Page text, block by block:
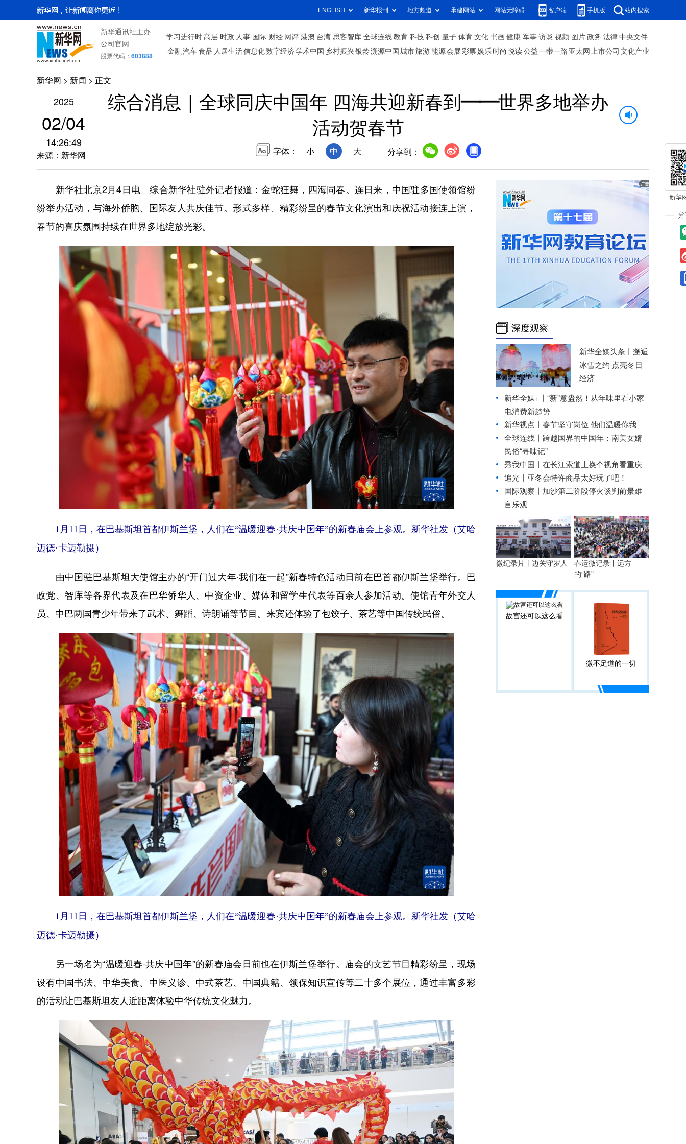
ENGLISH 新华报刊 地方频道 承建网站 网站无障碍 客户端 手机版 站内搜索
新华通讯社主办
公司官网
股票代码： 603888
学习进行时 高层 时政 人事 国际 财经 网评 港澳 台湾 思客智库 全球连线 教育 科技 科创 量子 体育 文化 书画 健康 军事 访谈 视频 图片 政务 法律 中央文件
金融 汽车 食品 人居生活信息化数字经济学术中国 乡村振兴银龄溯源中国 城市旅游 能源 会展 彩票娱乐 时尚 悦读 公益 一带一路 亚太网 上市公司 文化产业
新华网 > 新闻 > 正文
2025
02/04
14:26:49
来源：新华网
综合消息｜全球同庆中国年 四海共迎新春到——世界多地举办
活动贺春节
字体： 小 中 大 分享到：
新华社北京2月4日电 综合新华社驻外记者报道：金蛇狂舞，四海同春。连日来，中国驻多国使领馆纷
纷举办活动，与海外侨胞、国际友人共庆佳节。形式多样、精彩纷呈的春节文化演出和庆祝活动接连上演，
春节的喜庆氛围持续在世界多地绽放光彩。
1月11日，在巴基斯坦首都伊斯兰堡，人们在“温暖迎春·共庆中国年”的新春庙会上参观。新华社发（艾哈
迈德·卡迈勒摄）
由中国驻巴基斯坦大使馆主办的“开门过大年·我们在一起”新春特色活动日前在巴首都伊斯兰堡举行。巴
政党、智库等各界代表及在巴华侨华人、中资企业、媒体和留学生代表等百余人参加活动。使馆青年外交人
员、中巴两国青少年带来了武术、舞蹈、诗朗诵等节目。来宾还体验了包饺子、茶艺等中国传统民俗。
1月11日，在巴基斯坦首都伊斯兰堡，人们在“温暖迎春·共庆中国年”的新春庙会上参观。新华社发（艾哈
迈德·卡迈勒摄）
另一场名为“温暖迎春·共庆中国年”的新春庙会日前也在伊斯兰堡举行。庙会的文艺节目精彩纷呈，现场
设有中国书法、中华美食、中医义诊、中式茶艺、中国典籍、领保知识宣传等二十多个展位，通过丰富多彩
的活动让巴基斯坦友人近距离体验中华传统文化魅力。
深度观察
新华全媒头条丨 邂逅
冰雪之约 点亮冬日
经济
新华全媒+丨 “新”意盎然！从年味里看小家
电消费新趋势
新华视点丨 春节坚守岗位 他们温暖你我
全球连线丨 跨越国界的中国年：南美女婿
民俗“寻味记”
秀我中国丨 在长江索道上换个视角看重庆
追光丨 亚冬会特许商品太好玩了吧！
国际观察丨 加沙第二阶段停火谈判前景难
言乐观
微纪录片丨边关守岁人
春运微记录丨远方
的“路”
故宫还可以这么看
微不足道的一切